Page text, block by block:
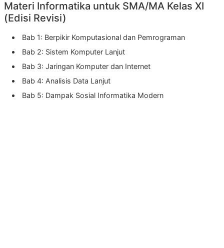
Materi Informatika untuk SMA/MA Kelas XI
(Edisi Revisi)
Bab 1: Berpikir Komputasional dan Pemrograman
Bab 2: Sistem Komputer Lanjut
Bab 3: Jaringan Komputer dan Internet
Bab 4: Analisis Data Lanjut
Bab 5: Dampak Sosial Informatika Modern